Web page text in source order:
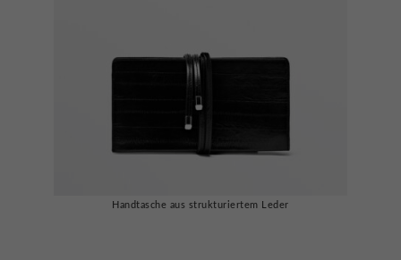
Handtasche aus strukturiertem Leder